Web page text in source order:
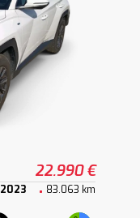
22.990 €
2023 83.063 km